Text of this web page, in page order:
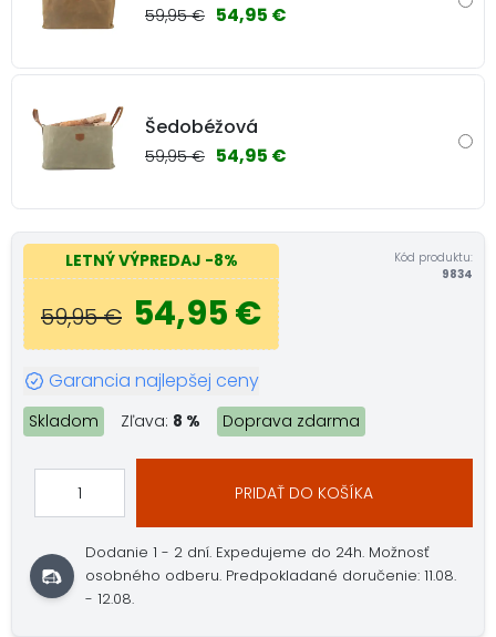
59,95 € 54,95 €
Šedobéžová
59,95 € 54,95 €
LETNÝ VÝPREDAJ -8%
59,95 € 54,95 €
Kód produktu:
9834
Garancia najlepšej ceny
Skladom Zľava: 8 % Doprava zdarma
PRIDAŤ DO KOŠÍKA
Dodanie 1 - 2 dní. Expedujeme do 24h. Možnosť
osobného odberu. Predpokladané doručenie: 11.08.
- 12.08.